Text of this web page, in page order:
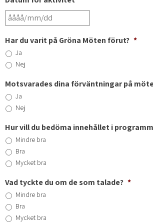
Har du varit på Gröna Möten förut? *
Ja
Nej
Motsvarades dina förväntningar på
Ja
Nej
Hur vill du bedöma innehållet i
Mindre bra
Bra
Mycket bra
Vad tyckte du om de som talade? *
Mindre bra
Bra
Mycket bra